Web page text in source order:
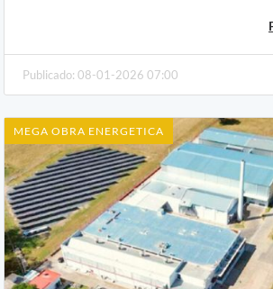
Publicado: 08-01-2026 07:00
MEGA OBRA ENERGETICA